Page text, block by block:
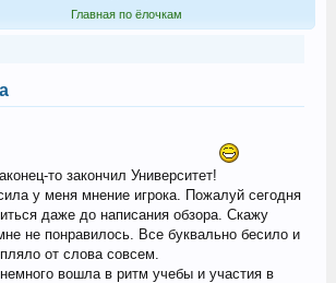
Главная по ёлочкам
то закончил Университет!
у меня мнение игрока. Пожалуй сегодня
даже до написания обзора. Скажу
не понравилось. Все буквально бесило и
от слова совсем.
вошла в ритм учебы и участия в